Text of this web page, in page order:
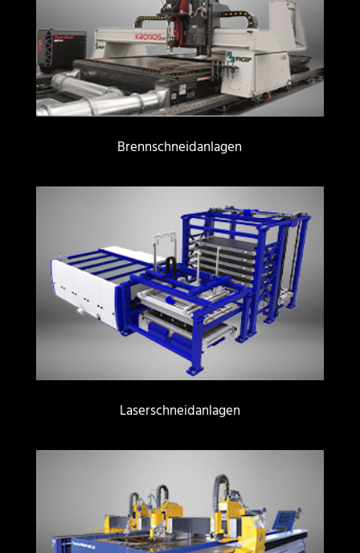
Brennschneidanlagen
Laserschneidanlagen